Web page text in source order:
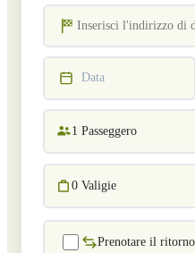
Data
1 Passeggero
0 Valigie
Prenotare il